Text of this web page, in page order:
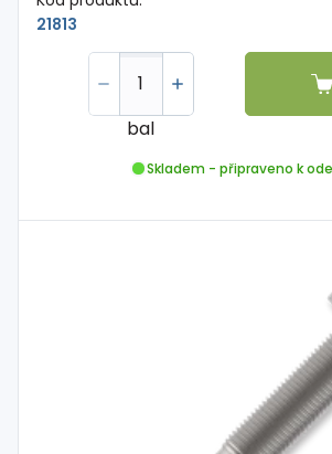
21813
bal
Skladem - připraveno k